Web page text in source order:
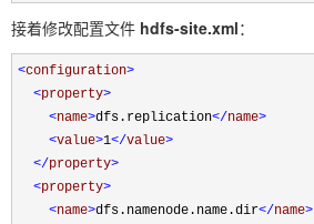
接着修改配置文件 hdfs-site.xml：
<configuration>
<property>
<name>dfs.replication</name>
<value>1</value>
</property>
<property>
<name>dfs.namenode.name.dir</name>